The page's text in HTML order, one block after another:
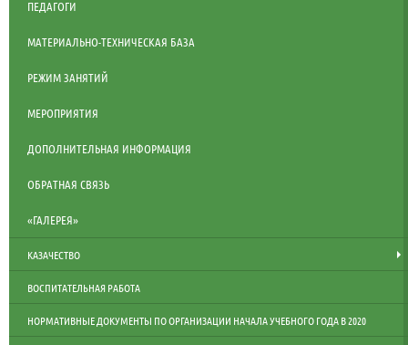
ПЕДАГОГИ
МАТЕРИАЛЬНО-ТЕХНИЧЕСКАЯ БАЗА
РЕЖИМ ЗАНЯТИЙ
МЕРОПРИЯТИЯ
ДОПОЛНИТЕЛЬНАЯ ИНФОРМАЦИЯ
ОБРАТНАЯ СВЯЗЬ
«ГАЛЕРЕЯ»
КАЗАЧЕСТВО
ВОСПИТАТЕЛЬНАЯ РАБОТА
НОРМАТИВНЫЕ ДОКУМЕНТЫ ПО ОРГАНИЗАЦИИ НАЧАЛА УЧЕБНОГО ГОДА В 2020